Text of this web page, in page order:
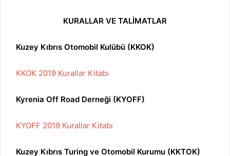
KURALLAR VE TALİMATLAR
Kuzey Kıbrıs Otomobil Kulübü (KKOK)
KKOK 2019 Kurallar Kitabı
Kyrenia Off Road Derneği (KYOFF)
KYOFF 2019 Kurallar Kitabı
Kuzey Kıbrıs Turing ve Otomobil Kurumu (KKTOK)